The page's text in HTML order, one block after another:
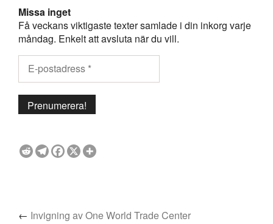
Missa inget
Få veckans viktigaste texter samlade i din inkorg varje
måndag. Enkelt att avsluta när du vill.
← Invigning av One World Trade Center